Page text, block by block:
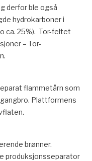
derfor ble også
hydrokarboner i
ca. 25%). Tor-feltet
– Tor-
flammetårn som
Plattformens
brønner.
produksjonsseparator